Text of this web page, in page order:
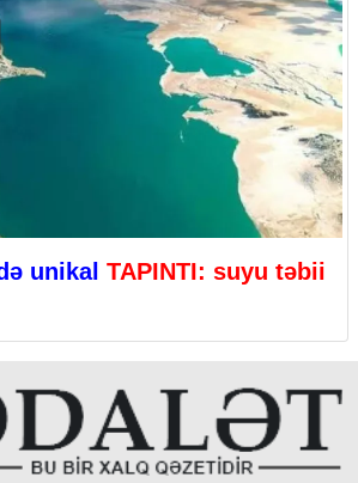
unikal TAPINTI: suyu təbii